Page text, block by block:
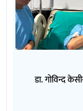
डा. गोविन्द